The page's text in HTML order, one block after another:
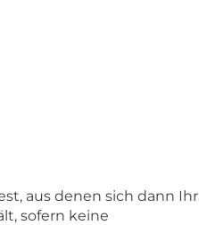
aus denen sich dann Ihr
sofern keine